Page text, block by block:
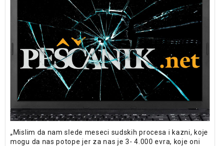
„Mislim da nam slede meseci sudskih procesa i kazni, koje
mogu da nas potope jer za nas je 3- 4.000 evra, koje oni